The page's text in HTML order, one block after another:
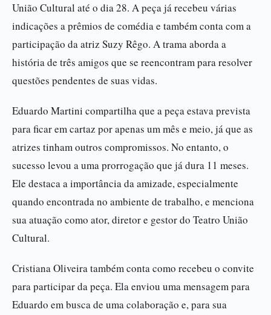
União Cultural até o dia 28. A peça já recebeu várias
indicações a prêmios de comédia e também conta com a
participação da atriz Suzy Rêgo. A trama aborda a
história de três amigos que se reencontram para resolver
questões pendentes de suas vidas.
Eduardo Martini compartilha que a peça estava prevista
para ficar em cartaz por apenas um mês e meio, já que as
atrizes tinham outros compromissos. No entanto, o
sucesso levou a uma prorrogação que já dura 11 meses.
Ele destaca a importância da amizade, especialmente
quando encontrada no ambiente de trabalho, e menciona
sua atuação como ator, diretor e gestor do Teatro União
Cultural.
Cristiana Oliveira também conta como recebeu o convite
para participar da peça. Ela enviou uma mensagem para
Eduardo em busca de uma colaboração e, para sua